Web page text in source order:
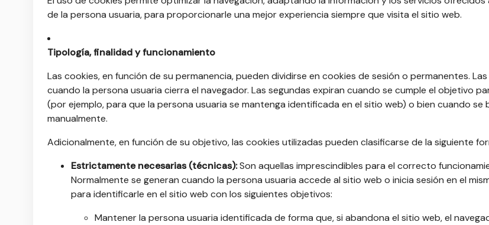
de la persona usuaria, para proporcionarle una mejor experiencia siempre que visita el sitio web.
Tipología, finalidad y funcionamiento
Las cookies, en función de su permanencia, pueden dividirse en cookies de sesión o permanentes.
cuando la persona usuaria cierra el navegador. Las segundas expiran cuando se cumple el objetivo
(por ejemplo, para que la persona usuaria se mantenga identificada en el sitio web) o bien cuando se
manualmente.
Adicionalmente, en función de su objetivo, las cookies utilizadas pueden clasificarse de la siguiente
Estrictamente necesarias (técnicas):Son aquellas imprescindibles para el correcto
Normalmente se generan cuando la persona usuaria accede al sitio web o inicia sesión en el
para identificarle en el sitio web con los siguientes objetivos:
Mantener la persona usuaria identificada de forma que, si abandona el sitio web, el